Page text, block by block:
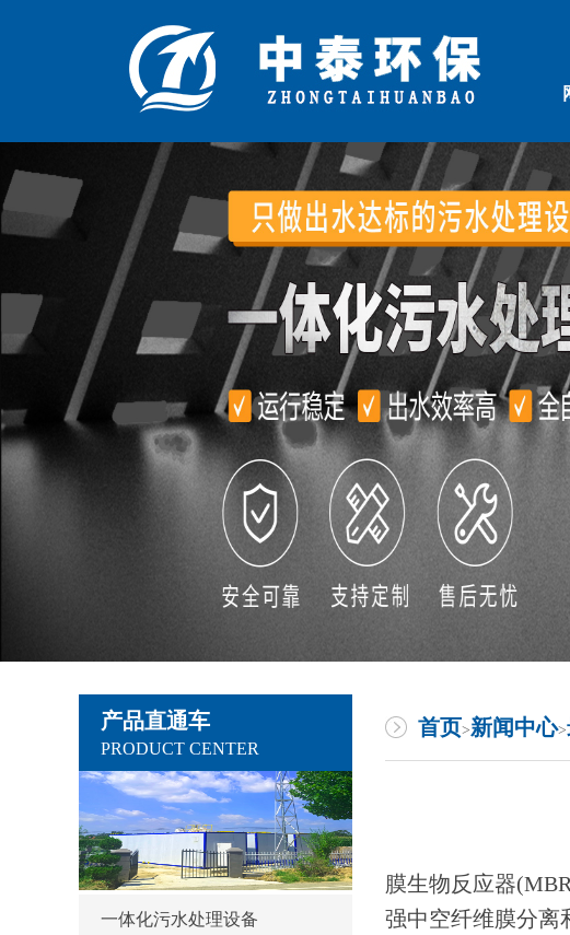
产品直通车
PRODUCT CENTER
一体化污水处理设备
首页>新闻中心>
膜生物反应器
强中空纤维膜分离